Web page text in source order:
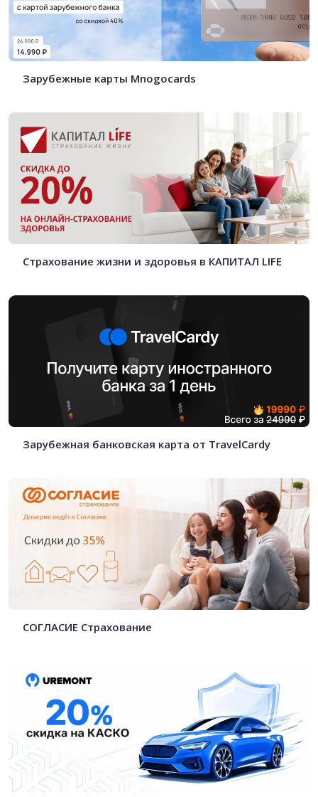
Зарубежные карты Mnogocards
Страхование жизни и здоровья в КАПИТАЛ LIFE
Зарубежная банковская карта от TravelCardy
СОГЛАСИЕ Страхование